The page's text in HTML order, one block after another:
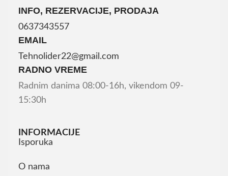
INFO, REZERVACIJE, PRODAJA
0637343557
EMAIL
Tehnolider22@gmail.com
RADNO VREME
Radnim danima 08:00-16h, vikendom 09-
15:30h
INFORMACIJE
Isporuka
O nama